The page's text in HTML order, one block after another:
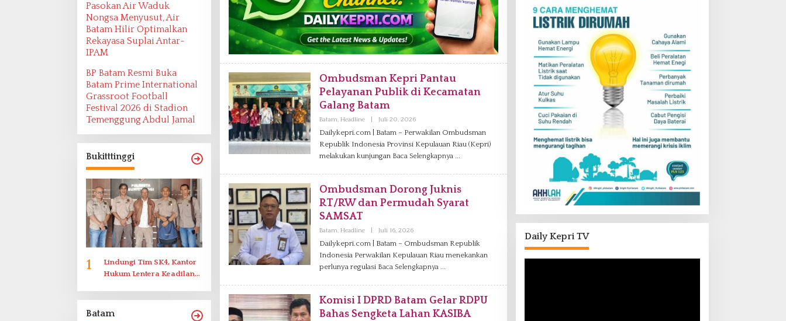
Pasokan Air Waduk
Nongsa Menyusut, Air
Batam Hilir Optimalkan
Rekayasa Suplai Antar-
IPAM
BP Batam Resmi Buka
Batam Prime International
Grassroot Football
Festival 2026 di Stadion
Temenggung Abdul Jamal
Bukitttinggi
1
Lindungi Tim SK4, Kantor
Hukum Lentera Keadilan
Batam
Ombudsman Kepri Pantau
Pelayanan Publik di Kecamatan
Galang Batam
Batam, Headline Juli 20, 2026O
E
H
D
A
I
L
Dailykepri.com | Batam – Perwakilan Ombudsman
Republik Indonesia Provinsi Kepulauan Riau (Kepri)
melakukan kunjungan Baca Selengkapnya
Ombudsman Dorong Juknis
RT/RW dan Permudah Syarat
SAMSAT
Batam, Headline Juli 16, 2026O
E
H
D
A
I
L
Dailykepri.com | Batam – Ombudsman Republik
Indonesia Perwakilan Kepulauan Riau menekankan
perlunya regulasi Baca Selengkapnya
Komisi I DPRD Batam Gelar RDPU
Bahas Sengketa Lahan KASIBA
Daily Kepri TV